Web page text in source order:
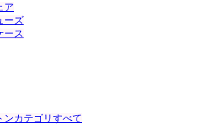
ア
ーズ
ース
ンカテゴリすべて